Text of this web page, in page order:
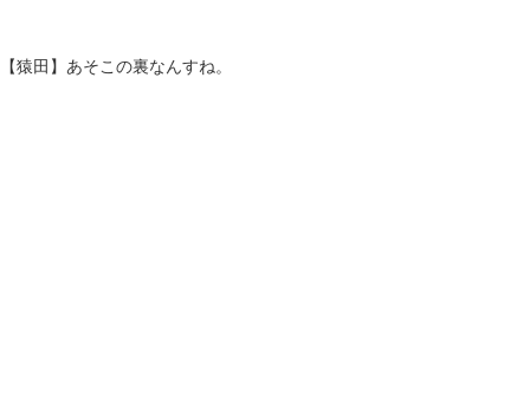
【猿田】あそこの裏なんすね。